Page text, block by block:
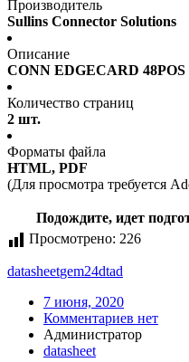
Производитель
Sullins Connector Solutions
Описание
CONN EDGECARD 48POS
Количество страниц
2 шт.
Форматы файла
HTML, PDF
(Для просмотра требуется
Подождите, идет
Просмотрено: 226
datasheetgem24dtad
7 июня, 2020
Комментариев нет
Администратор
datasheet